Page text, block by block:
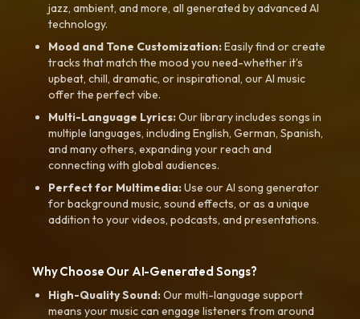
jazz, ambient, and more, all generated by advanced AI
technology.
Mood and Tone Customization:Easily find or create
tracks that match the mood you need-whether it’s
upbeat, chill, dramatic, or inspirational, our AI music
offer the perfect vibe.
Multi-Language Lyrics:Our library includes songs in
multiple languages, including English, German, Spanish,
and many others, expanding your reach and
connecting with global audiences.
Perfect for Multimedia:Use our AI song generator
for background music, sound effects, or as a unique
addition to your videos, podcasts, and presentations.
Why Choose Our AI-Generated Songs?
High-Quality Sound:Our multi-language support
means your music can engage listeners from around